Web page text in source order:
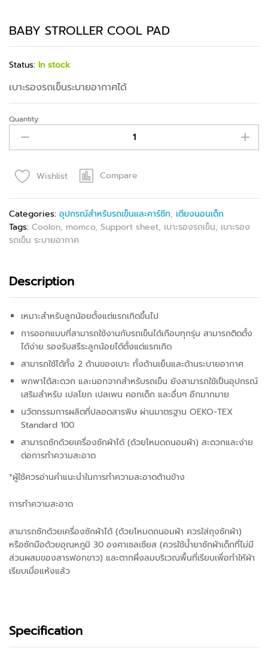
BABY STROLLER COOL PAD
Status: In stock
เบาะรองรถเข็นระบายอากาศได้
Quantity:
Wishlist Compare
Categories: อุปกรณ์สำหรับรถเข็นและคาร์ซีท, เตียงนอนเด็ก
Tags: Coolon, momco, Support sheet, เบาะรองรถเข็น, เบาะรอง
รถเข็น ระบายอากาศ
Description
เหมาะสำหรับลูกน้อยตั้งแต่แรกเกิดขึ้นไป
การออกแบบที่สามารถใช้งานกับรถเข็นได้เกือบทุกรุ่น สามารถติดตั้ง
ได้ง่าย รองรับสรีระลูกน้อยได้ตั้งแต่แรกเกิด
สามารถใช้ได้ทั้ง 2 ด้านของเบาะ ทั้งด้านเย็นและด้านระบายอากาศ
พกพาได้สะดวก และนอกจากสำหรับรถเข็น ยังสามารถใช้เป็นอุปกรณ์
เสริมสำหรับ เปลโยก เปลเพน คอกเด็ก และอื่นๆ อีกมากมาย
นวัตกรรมการผลิตที่ปลอดสารพิษ ผ่านมาตรฐาน OEKO-TEX
Standard 100
สามารถซักด้วยเครื่องซักผ้าได้ (ด้วยโหมดถนอมผ้า) สะดวกและง่าย
ต่อการทำความสะอาด
*ผู้ใช้ควรอ่านคำแนะนำในการทำความสะอาดด้านข้าง
การทำความสะอาด
สามารถซักด้วยเครื่องซักผ้าได้ (ด้วยโหมดถนอมผ้า ควรใส่ถุงซักผ้า)
หรือซักมือด้วยอุณหภูมิ 30 องศาเซลเซียส (ควรใช้น้ำยาซักผ้าเด็กที่ไม่มี
ส่วนผสมของสารฟอกขาว) และตากผึ่งลมบริเวณพื้นที่เรียบเพื่อทำให้ผ้า
เรียบเมื่อแห้งแล้ว
Specification